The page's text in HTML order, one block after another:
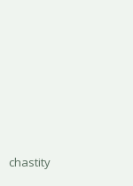
chastity